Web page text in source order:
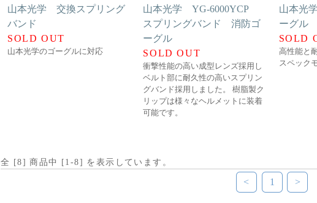
山本光学 交換スプリング
バンド
SOLD OUT
山本光学のゴーグルに対応
山本光学 YG-6000YCP
スプリングバンド 消防ゴ
ーグル
SOLD OUT
衝撃性能の高い成型レンズ採用し
ベルト部に耐久性の高いスプリン
グバンド採用しました。 樹脂製ク
リップは様々なヘルメットに装着
可能です。
山本光
ーグル
SOLD
高性能と
スペック
全 [8] 商品中 [ 1 -8] を表示しています。
< 1 >